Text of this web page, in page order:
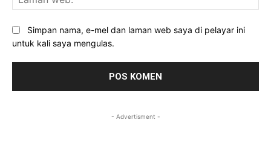
Simpan nama, e-mel dan laman web saya di pelayar ini
untuk kali saya mengulas.
- Advertisment -